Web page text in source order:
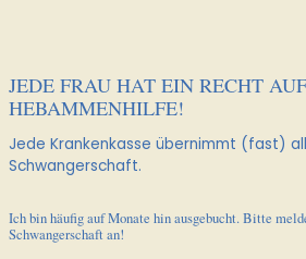
JEDE FRAU HAT EIN RECHT AUF
HEBAMMENHILFE!
Jede Krankenkasse übernimmt (fast)
Schwangerschaft.
Ich bin häufig auf Monate hin ausgebucht. Bitte
Schwangerschaft an!